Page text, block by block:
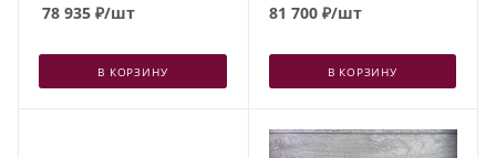
78 935 ₽/шт
В КОРЗИНУ
81 700₽/шт
В КОРЗИНУ